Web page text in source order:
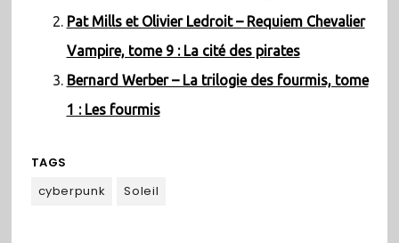
Pat Mills et Olivier Ledroit – Requiem Chevalier
Vampire, tome 9 : La cité des pirates
Bernard Werber – La trilogie des fourmis, tome
1 : Les fourmis
TAGS
cyberpunk
Soleil